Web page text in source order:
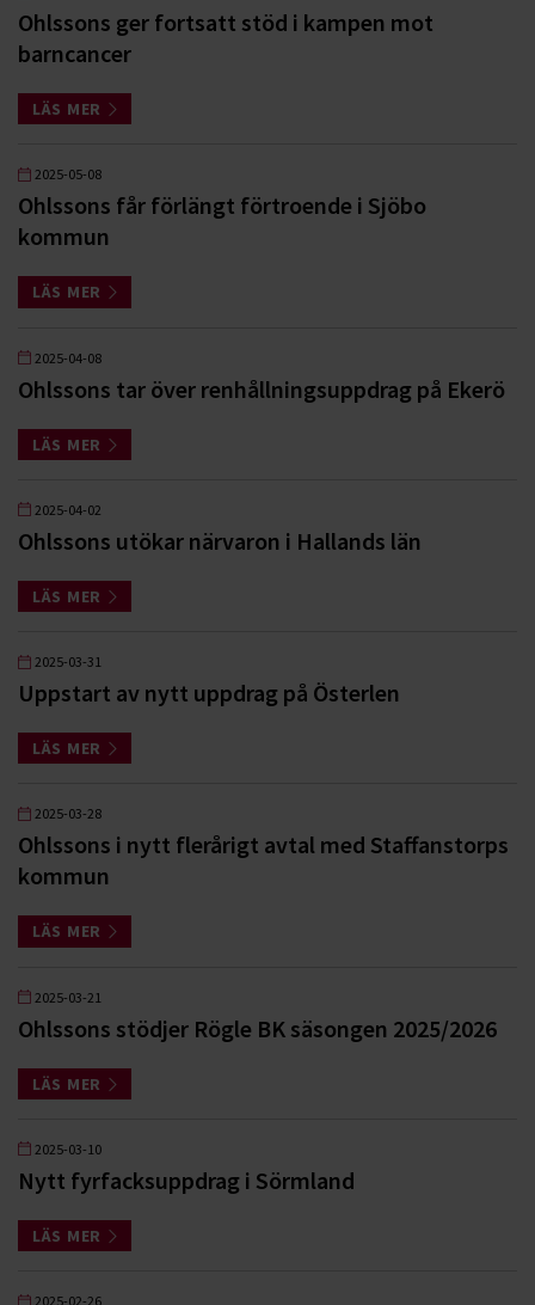
Ohlssons ger fortsatt stöd i kampen mot
barncancer
LÄS MER
2025-05-08
Ohlssons får förlängt förtroende i Sjöbo
kommun
LÄS MER
2025-04-08
Ohlssons tar över renhållningsuppdrag på Ekerö
LÄS MER
2025-04-02
Ohlssons utökar närvaron i Hallands län
LÄS MER
2025-03-31
Uppstart av nytt uppdrag på Österlen
LÄS MER
2025-03-28
Ohlssons i nytt flerårigt avtal med Staffanstorps
kommun
LÄS MER
2025-03-21
Ohlssons stödjer Rögle BK säsongen 2025/2026
LÄS MER
2025-03-10
Nytt fyrfacksuppdrag i Sörmland
LÄS MER
2025-02-26